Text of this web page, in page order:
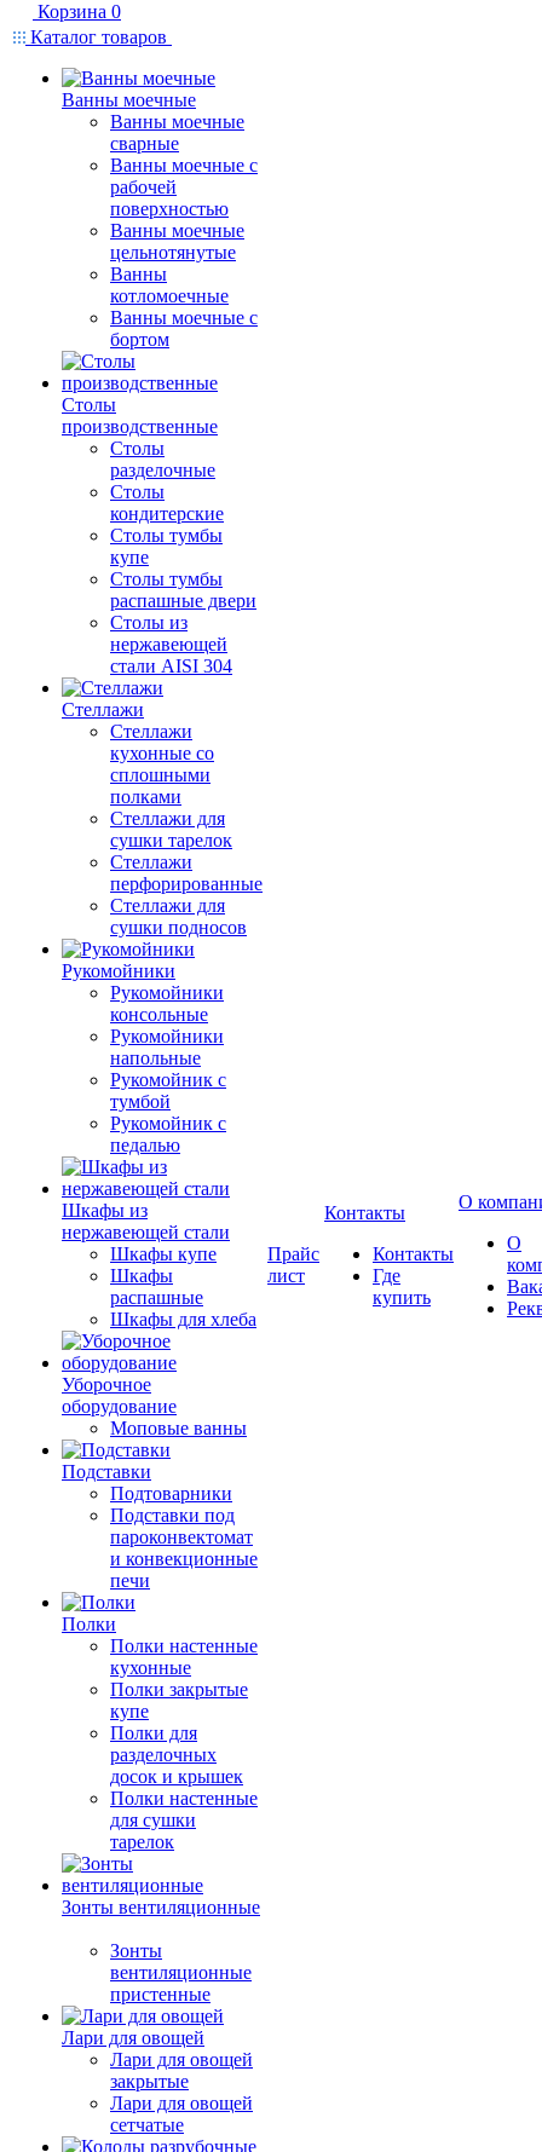
Корзина 0
Каталог товаров
Ванны моечные
Ванны моечные
сварные
Ванны моечные с
рабочей
поверхностью
Ванны моечные
цельнотянутые
Ванны
котломоечные
Ванны моечные с
бортом
Столы
производственные
Столы
разделочные
Столы
кондитерские
Столы тумбы
купе
Столы тумбы
распашные двери
Столы из
нержавеющей
стали AISI 304
Стеллажи
Стеллажи
кухонные со
сплошными
полками
Стеллажи для
сушки тарелок
Стеллажи
перфорированные
Стеллажи для
сушки подносов
Рукомойники
Рукомойники
консольные
Рукомойники
напольные
Рукомойник с
тумбой
Рукомойник с
педалью
Шкафы из
нержавеющей стали
Шкафы купе
Шкафы
распашные
Шкафы для хлеба
Уборочное
оборудование
Моповые ванны
Подставки
Подтоварники
Подставки под
пароконвектомат
и конвекционные
печи
Полки
Полки настенные
кухонные
Полки закрытые
купе
Полки для
разделочных
досок и крышек
Полки настенные
для сушки
тарелок
Зонты вентиляционные
Зонты
вентиляционные
пристенные
Лари для овощей
Лари для овощей
закрытые
Лари для овощей
сетчатые
Прайс
лист
Контакты
Контакты
Где
купить
О
О